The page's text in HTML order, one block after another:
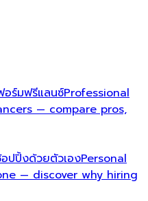
ร์มฟรีแลนซ์Professional
— compare pros,
ปปิ้งด้วยตัวเองPersonal
— discover why hiring